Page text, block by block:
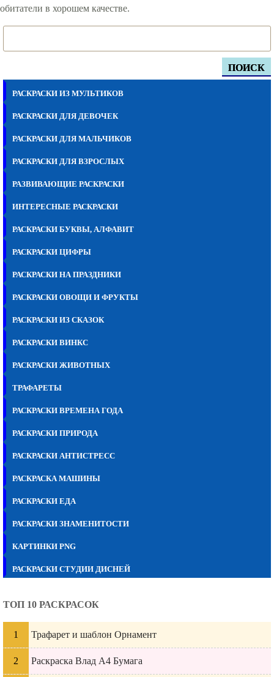
ПОИСК
РАСКРАСКИ ИЗ МУЛЬТИКОВ
РАСКРАСКИ ДЛЯ ДЕВОЧЕК
РАСКРАСКИ ДЛЯ МАЛЬЧИКОВ
РАСКРАСКИ ДЛЯ ВЗРОСЛЫХ
РАЗВИВАЮЩИЕ РАСКРАСКИ
ИНТЕРЕСНЫЕ РАСКРАСКИ
РАСКРАСКИ БУКВЫ, АЛФАВИТ
РАСКРАСКИ ЦИФРЫ
РАСКРАСКИ НА ПРАЗДНИКИ
РАСКРАСКИ ОВОЩИ И ФРУКТЫ
РАСКРАСКИ ИЗ СКАЗОК
РАСКРАСКИ ВИНКС
РАСКРАСКИ ЖИВОТНЫХ
ТРАФАРЕТЫ
РАСКРАСКИ ВРЕМЕНА ГОДА
РАСКРАСКИ ПРИРОДА
РАСКРАСКИ АНТИСТРЕСС
РАСКРАСКА МАШИНЫ
РАСКРАСКИ ЕДА
РАСКРАСКИ ЗНАМЕНИТОСТИ
КАРТИНКИ PNG
РАСКРАСКИ СТУДИИ ДИСНЕЙ
ТОП 10 РАСКРАСОК
Трафарет и шаблон Орнамент
Раскраска Влад А4 Бумага
обитатели в хорошем качестве.